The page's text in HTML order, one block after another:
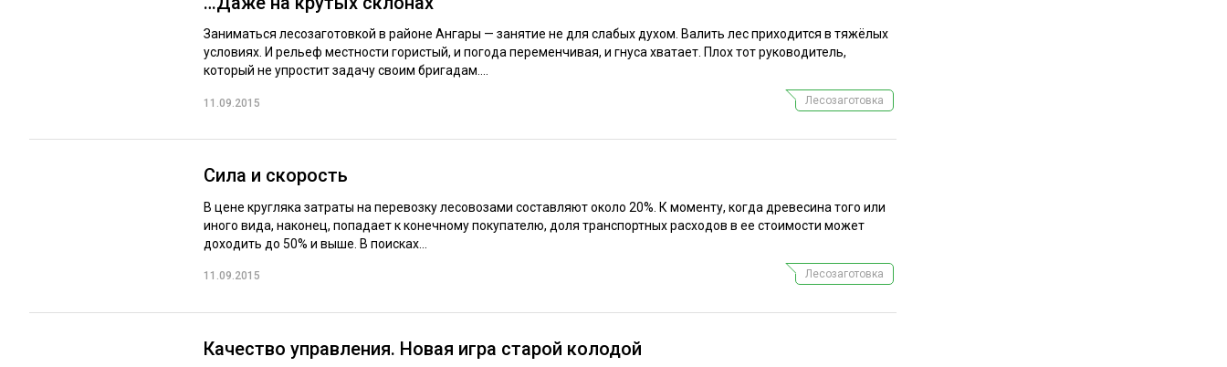
Заниматься лесозаготовкой в районе Ангары — занятие не для слабых духом. Валить лес приходится в тяжёлых
условиях. И рельеф местности гористый, и погода переменчивая, и гнуса хватает. Плох тот руководитель,
который не упростит задачу своим бригадам....
11.09.2015 Лесозаготовка
Сила и скорость
В цене кругляка затраты на перевозку лесовозами составляют около 20%. К моменту, когда древесина того или
иного вида, наконец, попадает к конечному покупателю, доля транспортных расходов в ее стоимости может
доходить до 50% и выше. В поисках...
11.09.2015 Лесозаготовка
Качество управления. Новая игра старой колодой